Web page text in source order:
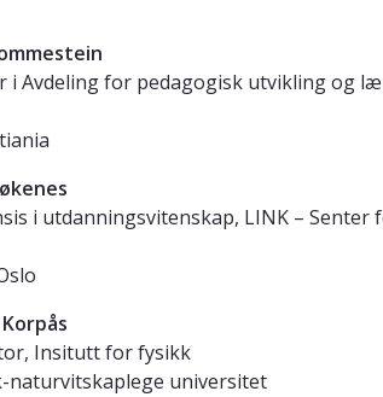
i Avdeling for pedagogisk utvikling og
i utdanningsvitenskap, LINK –
Insitutt for fysikk
naturvitskaplege universitet